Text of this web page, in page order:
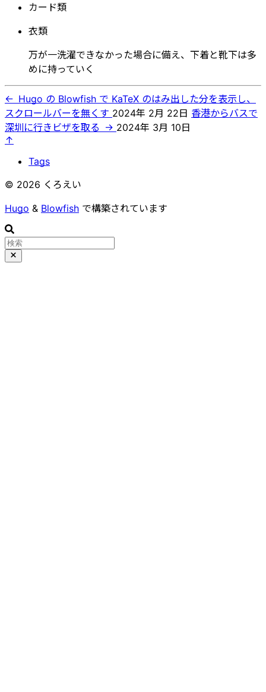
カード類
衣類
万が一洗濯できなかった場合に備え、下着と靴下は多
めに持っていく
← Hugo の Blowfish で KaTeX のはみ出した分を表示し、
スクロールバーを無くす 2024年 2月 22日 香港からバスで
深圳に行きビザを取る → 2024年 3月 10日
↑
Tags
© 2026 くろえい
Hugo & Blowfish で構築されています